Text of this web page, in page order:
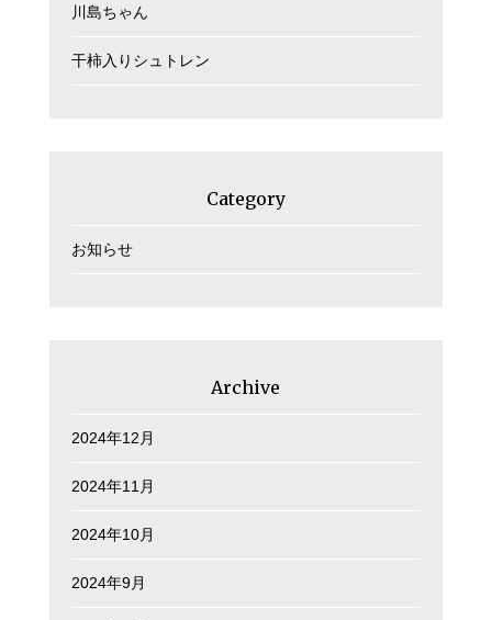
川島ちゃん
干柿入りシュトレン
Category
お知らせ
Archive
2024年12月
2024年11月
2024年10月
2024年9月